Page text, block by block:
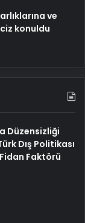
ve
konuldu
Düzensizliği
Dış Politikası
Faktörü